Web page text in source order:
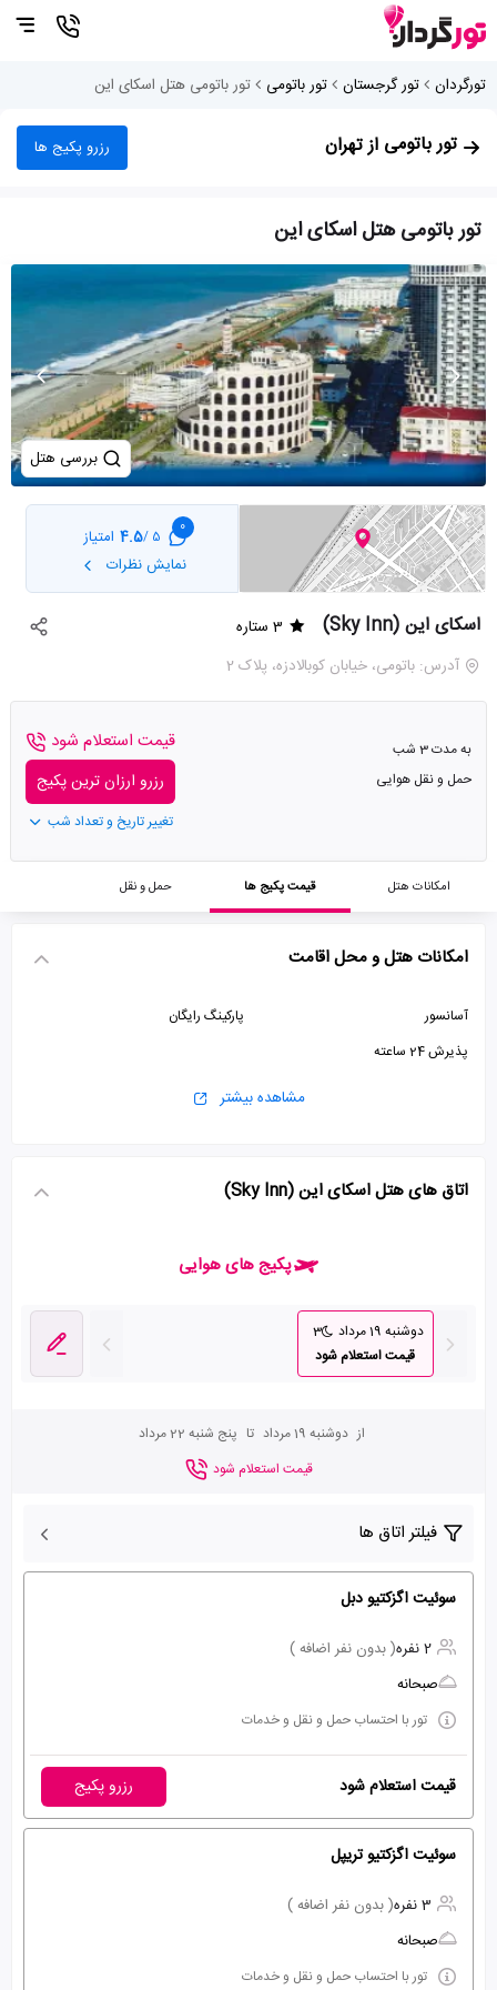
تورگردان تور گرجستان تور باتومی تور باتومی هتل اسکای این
تور باتومی از تهران رزرو پکیج ها
تور باتومی هتل اسکای این
بررسی هتل
0
5 /
4.5 امتیاز
نمایش نظرات
اسکای این (Sky Inn)
3 ستاره
آدرس: باتومی، خیابان کوبالادزه، پلاک 2
به مدت 3 شب
حمل و نقل هوایی
قیمت استعلام شود
رزرو ارزان ترین پکیج
تغییر تاریخ و تعداد شب
امکانات هتل قیمت پکیج ها حمل و نقل
امکانات هتل و محل اقامت
آسانسور
پارکینگ رایگان
پذیرش 24 ساعته
مشاهده بیشتر
اتاق های هتل اسکای این (Sky Inn)
پکیج های هوایی
دوشنبه 19 مرداد
3
قیمت استعلام شود
از دوشنبه 19 مرداد تا پنج شنبه 22 مرداد
قیمت استعلام شود
فیلتر اتاق ها
سوئیت اگزکتیو دبل
2 نفره
( بدون نفر اضافه )
صبحانه
تور با احتساب حمل و نقل و خدمات
قیمت استعلام شود رزرو پکیج
سوئیت اگزکتیو تریپل
3 نفره
( بدون نفر اضافه )
صبحانه
تور با احتساب حمل و نقل و خدمات